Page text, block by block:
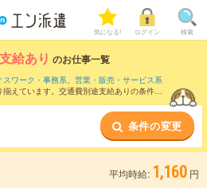
気になる! ログイン 検索
給あり のお仕事一覧
スワーク・事務系、 営業・販売・サービス系
えています。交通費別途支給ありの条件の
条件の変更
平均時給: 1,160 円